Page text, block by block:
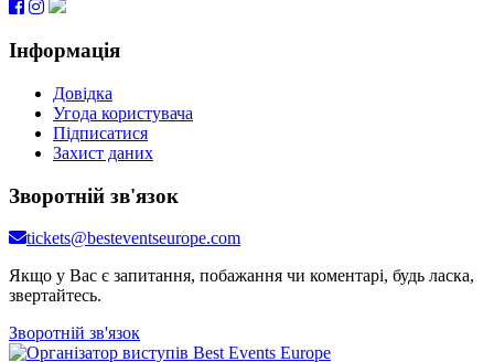
Інформація
Довідка
Угода користувача
Підписатися
Захист даних
Зворотній зв'язок
tickets@besteventseurope.com
Якщо у Вас є запитання, побажання чи коментарі, будь ласка,
звертайтесь.
Зворотній зв'язок